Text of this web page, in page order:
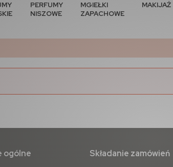
PERFUMY
NISZOWE
MGIEŁKI
ZAPACHOWE
MAKIJAŻ
ogólne Składanie zamówień